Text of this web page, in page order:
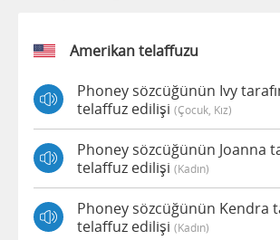
Amerikan telaffuzu
Phoney sözcüğünün Ivy
telaffuz edilişi (çocuk, Kız)
Phoney sözcüğünün Joanna
telaffuz edilişi (kadın)
Phoney sözcüğünün Kendra
telaffuz edilişi (kadın)